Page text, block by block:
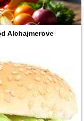
Alchajmerove